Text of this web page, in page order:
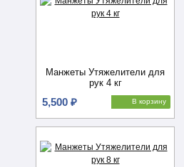
Манжеты Утяжелители для
рук 4 кг
5,500 ₽ В корзину